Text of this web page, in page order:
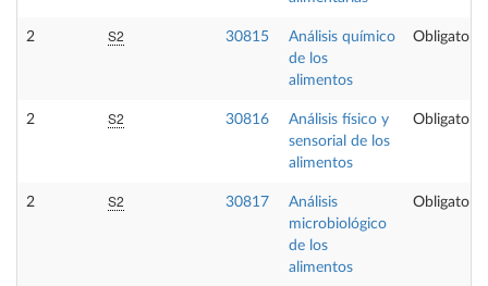
2 S2 30815
Análisis químico
de los
alimentos
Obligatoria
2 S2 30816
Análisis físico y
sensorial de los
alimentos
Obligatoria
2 S2 30817
Análisis
microbiológico
de los
alimentos
Obligatoria